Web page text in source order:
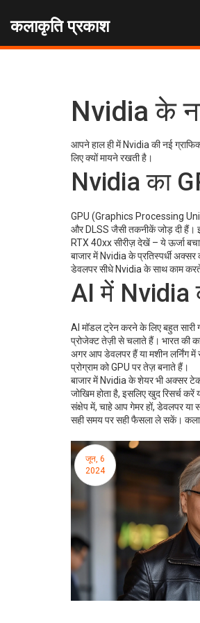
कलाकृति प्रकाश
Nvidia के
आपने हाल ही में Nvidia की नई
लिए क्यों मायने रखती है।
Nvidia का
GPU (Graphics Processing Unit)
और DLSS जैसी तकनीकें जोड़ दी हैं।
RTX 40xx सीरीज़ देखें – ये ऊर्जा
बाजार में Nvidia के प्रतिस्पर्धी
डेवलपर सीधे Nvidia के साथ काम
AI में Nvidia
AI मॉडल ट्रेन करने के लिए बहुत सारी
प्रोजेक्ट तेज़ी से चलाते हैं। भारत की
अगर आप डेवलपर हैं या मशीन लर्निंग
प्रोग्राम को GPU पर तेज़ बनाते हैं।
बाजार में Nvidia के शेयर भी अक्सर
जोखिम होता है, इसलिए खुद रिसर्च करें
संक्षेप में, चाहे आप गेमर हों, डेवलपर या
सही समय पर सही फैसला ले सकें।
जून, 6
2024